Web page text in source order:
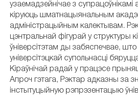
узаемадзейнічае з супрацоўнікамі
кіруюць шматнацыянальным
адміністрацыйным калектывам.
цэнтральнай фігурай у структуры
ўніверсітэтам ды забяспечвае,
універсітэцкай супольнасці
Кіраўнічай радай у працэсе
Апроч гэтага, Рэктар адказны за
інстытуцыйную рэпрэзентацыю